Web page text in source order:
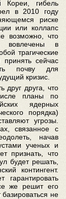
Кореи, гибель
в 2010 году
риске
или коллапс
возможно, что
вовлечены в
трагические
принять сейчас
почву для
кризис.
друг друга, что
планы по
ядерных
порядка)
угрозы.
связанное с
начав
ученых и
признать, что
будет решать,
контингент.
же решит его
не